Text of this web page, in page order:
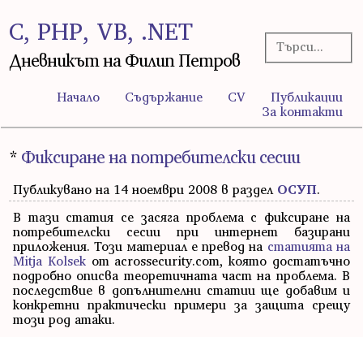
C, PHP, VB, .NET
Дневникът на Филип Петров
Начало Съдържание CV
Публикации
За контакти
* Фиксиране на потребителски сесии
Публикувано на 14 ноември 2008 в раздел ОСУП.
В тази статия се засяга проблема с фиксиране на
потребителски сесии при интернет базирани
приложения. Този материал е превод на статията на
Mitja Kolsekот acrossecurity.com, която достатъчно
подробно описва теорeтичната част на проблема. В
последствие в допълнителни статии ще добавим и
конкретни практически примери за защита срещу
този род атаки.